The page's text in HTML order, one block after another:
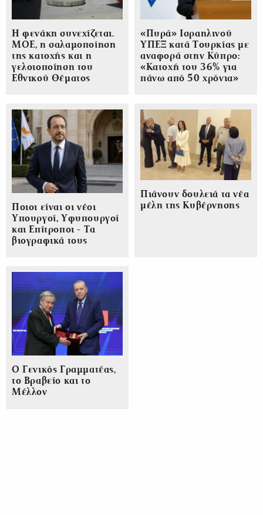
Η φενάκη συνεχίζεται.
ΜΟΕ, η σαλαμοποίηση
της κατοχής και η
γελοιοποίηση του
Εθνικού Θέματος
«Πυρά» Ισραηλινού
ΥΠΕΞ κατά Τουρκίας με
αναφορά στην Κύπρο:
«Κατοχή του 36% για
πάνω από 50 χρόνια»
Ποιοι είναι οι νέοι
Υπουργοί, Υφυπουργοί
και Επίτροποι - Τα
βιογραφικά τους
Πιάνουν δουλειά τα νέα
μέλη της Κυβέρνησης
Ο Γενικός Γραμματέας,
το Βραβείο και το
Μέλλον